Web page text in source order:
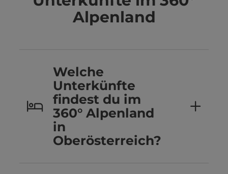
Alpenland
Welche
Unterkünfte
findest du im
360° Alpenland
in
Oberösterreich?